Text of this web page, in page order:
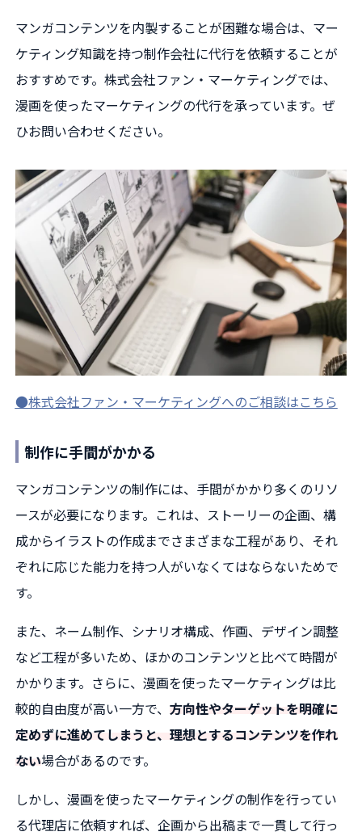
マンガコンテンツを内製することが困難な場合は、マー
ケティング知識を持つ制作会社に代行を依頼することが
おすすめです。株式会社ファン・マーケティングでは、
漫画を使ったマーケティングの代行を承っています。ぜ
ひお問い合わせください。
●株式会社ファン・マーケティングへのご相談はこちら
制作に手間がかかる
マンガコンテンツの制作には、手間がかかり多くのリソ
ースが必要になります。これは、ストーリーの企画、構
成からイラストの作成までさまざまな工程があり、それ
ぞれに応じた能力を持つ人がいなくてはならないためで
す。
また、ネーム制作、シナリオ構成、作画、デザイン調整
など工程が多いため、ほかのコンテンツと比べて時間が
かかります。さらに、漫画を使ったマーケティングは比
較的自由度が高い一方で、 方向性やターゲットを明確に
定めずに進めてしまうと、理想とするコンテンツを作れ
ない場合があるのです。
しかし、漫画を使ったマーケティングの制作を行ってい
る代理店に依頼すれば、企画から出稿まで一貫して行っ